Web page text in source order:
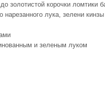
золотистой корочки ломтики
лука, зелени
и зеленым луком